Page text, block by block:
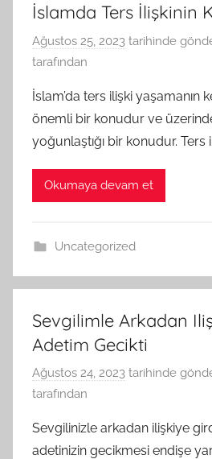
İslamda Ters İlişkinin
Ağustos 25, 2023 tarihinde
tarafından
İslam’da ters ilişki yaşamanın
önemli bir konudur ve
yoğunlaştığı bir konudur.
Okumaya devam et
Uncategorized
Sevgilimle Arkadan
Adetim Gecikti
Ağustos 24, 2023 tarihinde
tarafından
Sevgilinizle arkadan ilişkiye
adetinizin gecikmesi endişe